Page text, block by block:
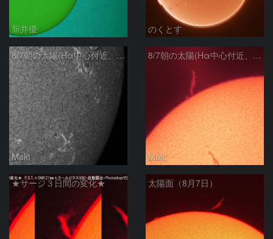
新井優 のくとす
8/7朝の太陽(Hα中心付近、4498、4502付近)
Maki
8/7朝の太陽(Hα中心付近、プロミネンス)
Maki
★サージ３日間の変化★ 太陽面（8月7日）